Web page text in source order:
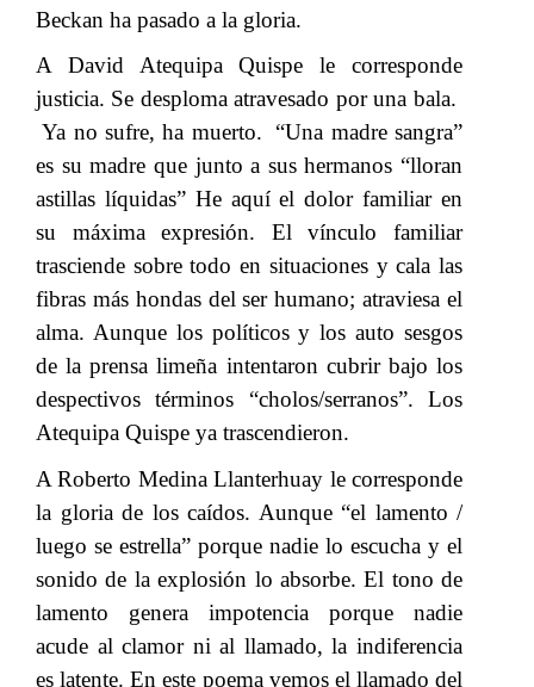
Beckan ha pasado a la gloria.
A David Atequipa Quispe le corresponde
justicia. Se desploma atravesado por una bala.
Ya no sufre, ha muerto.
“Una madre sangra”
es su madre que junto a sus hermanos “lloran
astillas líquidas” He aquí el dolor familiar en
su máxima expresión. El vínculo familiar
trasciende sobre todo en situaciones y cala las
fibras más hondas del ser humano; atraviesa el
alma. Aunque los políticos y los auto sesgos
de la prensa limeña intentaron cubrir bajo los
despectivos términos “cholos/serranos”. Los
Atequipa Quispe ya trascendieron.
A Roberto Medina Llanterhuay le corresponde
la gloria de los caídos. Aunque “el lamento /
luego se estrella” porque nadie lo escucha y el
sonido de la explosión lo absorbe. El tono de
lamento genera impotencia porque nadie
acude al clamor ni al llamado, la indiferencia
es latente. En este poema vemos el llamado del